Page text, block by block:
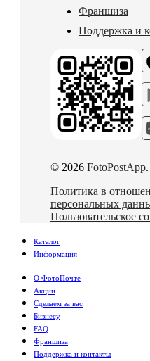
Франшиза
Поддержка и
© 2026 FotoPostApp
Политика в
персональных
Пользовательское
Каталог
Информация
О ФотоПочте
Акции
Сделаем за вас
Бизнесу
FAQ
Франшиза
Поддержка и контакты